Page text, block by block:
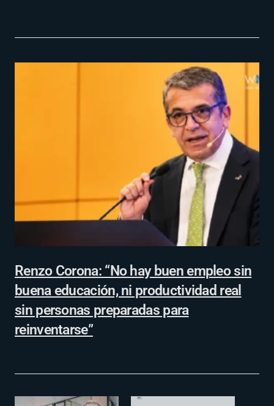
Renzo Corona: “No hay buen empleo sin
buena educación, ni productividad real
sin personas preparadas para
reinventarse”